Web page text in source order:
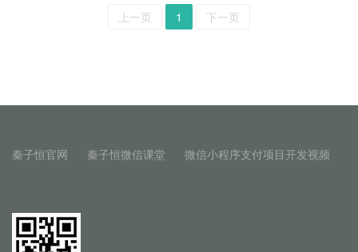
上一页 1 下一页
秦子恒官网 秦子恒微信课堂 微信小程序支付项目开发视频